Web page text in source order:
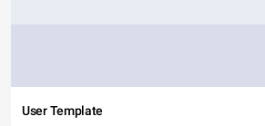
User Template